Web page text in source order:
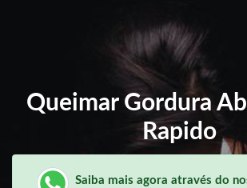
Queimar Gordura
Rapido
Saiba mais agora através do